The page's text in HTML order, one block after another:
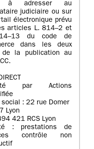
à adresser au
judiciaire ou sur
électronique prévu
articles L. 814–2 et
du code de
dans les deux
de la publication au
par Actions
social : 22 rue Domer
Lyon
421 RCS Lyon
: prestations de
contrôle non